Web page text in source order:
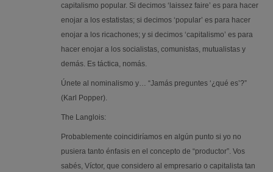
capitalismo popular. Si decimos ‘laissez faire’ es para hacer
enojar a los estatistas; si decimos ‘popular’ es para hacer
enojar a los ricachones; y si decimos ‘capitalismo’ es para
hacer enojar a los socialistas, comunistas, mutualistas y
demás. Es táctica, nomás.
Únete al nominalismo y… “Jamás preguntes ‘¿qué es’?”
(Karl Popper).
The Langlois:
Probablemente coincidiríamos en algún punto si yo no
pusiera tanto énfasis en el concepto de “productor”. Vos
sabés, Víctor, que considero al empresario o capitalista tan